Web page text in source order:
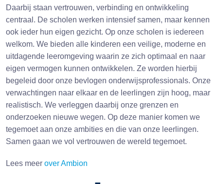
Daarbij staan vertrouwen, verbinding en ontwikkeling
centraal. De scholen werken intensief samen, maar kennen
ook ieder hun eigen gezicht. Op onze scholen is iedereen
welkom. We bieden alle kinderen een veilige, moderne en
uitdagende leeromgeving waarin ze zich optimaal en naar
eigen vermogen kunnen ontwikkelen. Ze worden hierbij
begeleid door onze bevlogen onderwijsprofessionals. Onze
verwachtingen naar elkaar en de leerlingen zijn hoog, maar
realistisch. We verleggen daarbij onze grenzen en
onderzoeken nieuwe wegen. Op deze manier komen we
tegemoet aan onze ambities en die van onze leerlingen.
Samen gaan we vol vertrouwen de wereld tegemoet.
Lees meer over Ambion